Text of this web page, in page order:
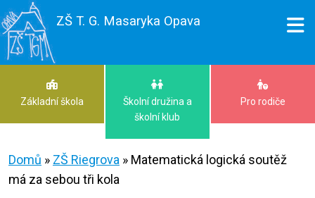
ZŠ T. G. Masaryka Opava
Základní škola
Školní družina a
školní klub
Pro rodiče
Domů » ZŠ Riegrova » Matematická logická soutěž
má za sebou tři kola